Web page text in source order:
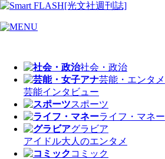
社会・政治
芸能・エンタメ
芸能インタビュー
スポーツ
ライフ・マネー
グラビア
アイドル大人のエンタメ
コミック